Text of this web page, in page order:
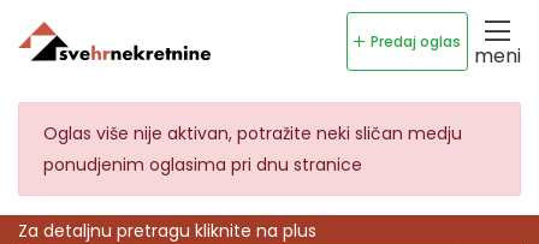
Predaj oglas
meni
Oglas više nije aktivan, potražite neki sličan medju
ponudjenim oglasima pri dnu stranice
Za detaljnu pretragu kliknite na plus